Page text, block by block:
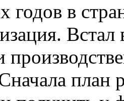
годов в
Встал
план